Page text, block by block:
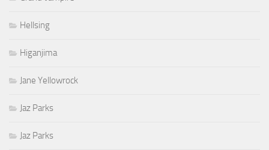
Hellsing
Higanjima
Jane Yellowrock
Jaz Parks
Jaz Parks